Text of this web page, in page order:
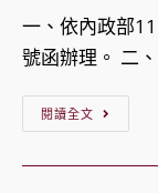
記
建
案
養
及
人
權
論
手
機
60
屆
一、依內政部
號函辦理。 二
閱讀全文
內